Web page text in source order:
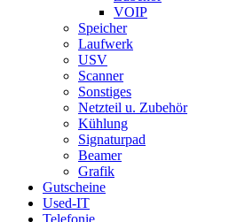
VOIP
Speicher
Laufwerk
USV
Scanner
Sonstiges
Netzteil u. Zubehör
Kühlung
Signaturpad
Beamer
Grafik
Gutscheine
Used-IT
Telefonie